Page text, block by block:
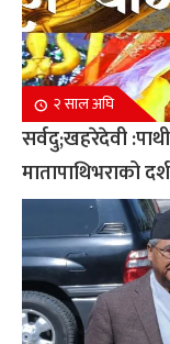
२ साल अघि
सर्वदु;खहरेदेवी
मातापाथिभराको